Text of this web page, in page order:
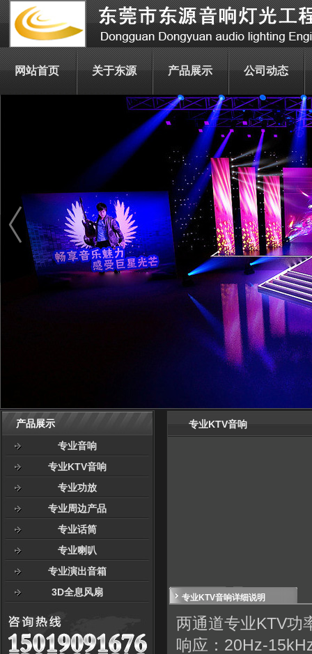
网站首页 关于东源 产品展示 公司动态
产品展示
专业音响
专业KTV音响
专业功放
专业周边产品
专业话筒
专业喇叭
专业演出音箱
3D全息风扇
专业KTV音响
专业KTV音响详细说明
两通道专业KTV功
响应：20Hz-